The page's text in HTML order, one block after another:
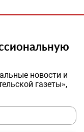
новости и
газеты»,